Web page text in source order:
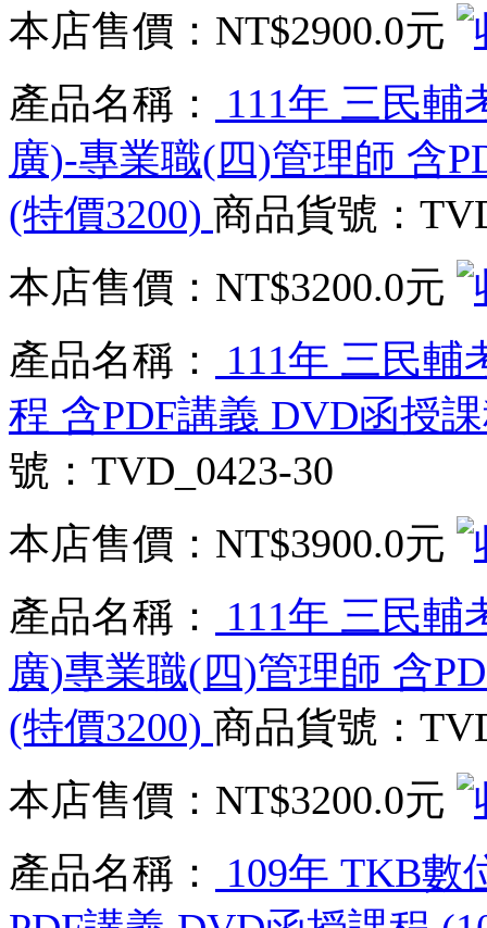
本店售價： NT$2900.0元
產品名稱：
111年 三民輔
廣)-專業職(四)管理師 含
(特價3200) 商品貨號：
本店售價： NT$3200.0元
產品名稱：
111年 三民輔
程 含PDF講義 DVD函授
號：TVD_0423-30
本店售價： NT$3900.0元
產品名稱：
111年 三民輔
廣)專業職(四)管理師 含
(特價3200) 商品貨號：
本店售價： NT$3200.0元
產品名稱：
109年 TKB數